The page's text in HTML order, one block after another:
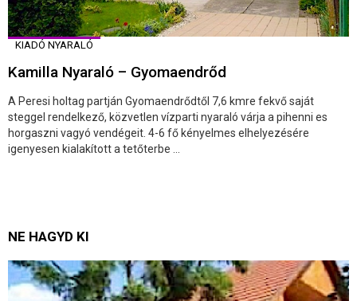
KIADÓ NYARALÓ
Kamilla Nyaraló – Gyomaendrőd
A Peresi holtag partján Gyomaendrődtől 7,6 kmre fekvő saját
steggel rendelkező, közvetlen vízparti nyaraló várja a pihenni es
horgaszni vagyó vendégeit. 4-6 fő kényelmes elhelyezésére
igenyesen kialakított a tetőterbe ...
NE HAGYD KI